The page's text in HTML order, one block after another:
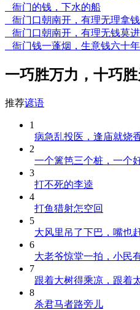
衙门的钱，下水的船
衙门口朝南开，有理无理拿
衙门口朝南开，有理无钱莫
衙门钱一蓬烟，生意钱六十
一巧胜万力，十巧
推荐谚语
1
病急乱投医，逢庙就烧香
2
一个篱笆三个桩，一个
3
打不死的李逵
4
打鱼猎射怎空回
5
大风里吊了下巴，嘴也
6
大老爷惊堂一拍，小民
7
跟着大树得乘凉，跟着
8
杀君马者路旁儿